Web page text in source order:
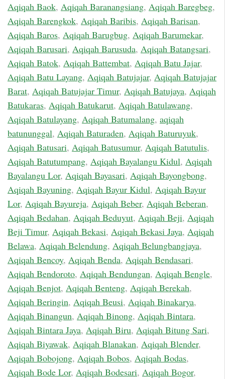
Aqiqah Baok, Aqiqah Baranangsiang, Aqiqah Baregbeg,
Aqiqah Barengkok, Aqiqah Baribis, Aqiqah Barisan,
Aqiqah Baros, Aqiqah Barugbug, Aqiqah Barumekar,
Aqiqah Barusari, Aqiqah Barusuda, Aqiqah Batangsari,
Aqiqah Batok, Aqiqah Battembat, Aqiqah Batu Jajar,
Aqiqah Batu Layang, Aqiqah Batujajar, Aqiqah Batujajar
Barat, Aqiqah Batujajar Timur, Aqiqah Batujaya, Aqiqah
Batukaras, Aqiqah Batukarut, Aqiqah Batulawang,
Aqiqah Batulayang, Aqiqah Batumalang, aqiqah
batununggal, Aqiqah Baturaden, Aqiqah Baturuyuk,
Aqiqah Batusari, Aqiqah Batusumur, Aqiqah Batutulis,
Aqiqah Batutumpang, Aqiqah Bayalangu Kidul, Aqiqah
Bayalangu Lor, Aqiqah Bayasari, Aqiqah Bayongbong,
Aqiqah Bayuning, Aqiqah Bayur Kidul, Aqiqah Bayur
Lor, Aqiqah Bayureja, Aqiqah Beber, Aqiqah Beberan,
Aqiqah Bedahan, Aqiqah Beduyut, Aqiqah Beji, Aqiqah
Beji Timur, Aqiqah Bekasi, Aqiqah Bekasi Jaya, Aqiqah
Belawa, Aqiqah Belendung, Aqiqah Belungbangjaya,
Aqiqah Bencoy, Aqiqah Benda, Aqiqah Bendasari,
Aqiqah Bendoroto, Aqiqah Bendungan, Aqiqah Bengle,
Aqiqah Benjot, Aqiqah Benteng, Aqiqah Berekah,
Aqiqah Beringin, Aqiqah Beusi, Aqiqah Binakarya,
Aqiqah Binangun, Aqiqah Binong, Aqiqah Bintara,
Aqiqah Bintara Jaya, Aqiqah Biru, Aqiqah Bitung Sari,
Aqiqah Biyawak, Aqiqah Blanakan, Aqiqah Blender,
Aqiqah Bobojong, Aqiqah Bobos, Aqiqah Bodas,
Aqiqah Bode Lor, Aqiqah Bodesari, Aqiqah Bogor,